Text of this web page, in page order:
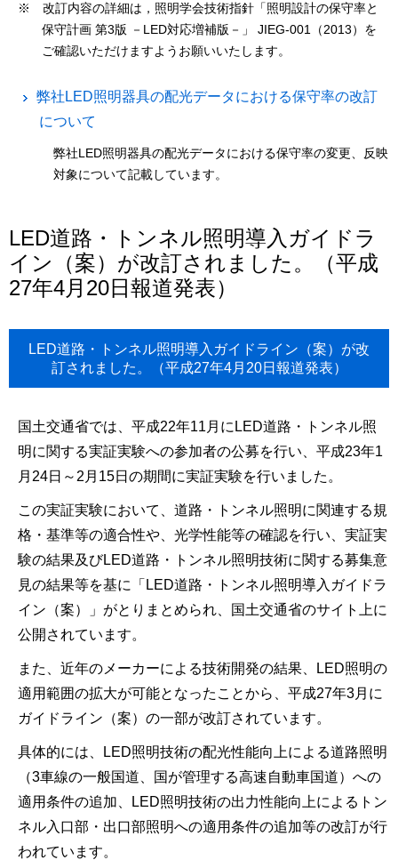
※ 改訂内容の詳細は，照明学会技術指針「照明設計の保守率と
保守計画 第3版 －LED対応増補版－」 JIEG-001（2013）を
ご確認いただけますようお願いいたします。
弊社LED照明器具の配光データにおける保守率の改訂
について
弊社LED照明器具の配光データにおける保守率の変更、反映
対象について記載しています。
LED道路・トンネル照明導入ガイドラ
イン（案）が改訂されました。（平成
27年4月20日報道発表）
LED道路・トンネル照明導入ガイドライン（案）が改
訂されました。（平成27年4月20日報道発表）
国土交通省では、平成22年11月にLED道路・トンネル照
明に関する実証実験への参加者の公募を行い、平成23年1
月24日～2月15日の期間に実証実験を行いました。
この実証実験において、道路・トンネル照明に関連する規
格・基準等の適合性や、光学性能等の確認を行い、実証実
験の結果及びLED道路・トンネル照明技術に関する募集意
見の結果等を基に「LED道路・トンネル照明導入ガイドラ
イン（案）」がとりまとめられ、国土交通省のサイト上に
公開されています。
また、近年のメーカーによる技術開発の結果、LED照明の
適用範囲の拡大が可能となったことから、平成27年3月に
ガイドライン（案）の一部が改訂されています。
具体的には、LED照明技術の配光性能向上による道路照明
（3車線の一般国道、国が管理する高速自動車国道）への
適用条件の追加、LED照明技術の出力性能向上によるトン
ネル入口部・出口部照明への適用条件の追加等の改訂が行
われています。